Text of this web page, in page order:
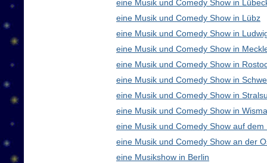
eine Musik und Comedy Show in
eine Musik und Comedy Show in Lübz
eine Musik und Comedy Show in
eine Musik und Comedy Show in
eine Musik und Comedy Show in
eine Musik und Comedy Show in
eine Musik und Comedy Show in
eine Musik und Comedy Show in
eine Musik und Comedy Show auf dem
eine Musik und Comedy Show an der
eine Musikshow in Berlin